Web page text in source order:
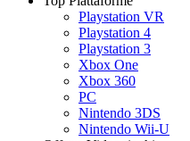
Playstation VR
Playstation 4
Playstation 3
Xbox One
Xbox 360
PC
Nintendo 3DS
Nintendo Wii-U